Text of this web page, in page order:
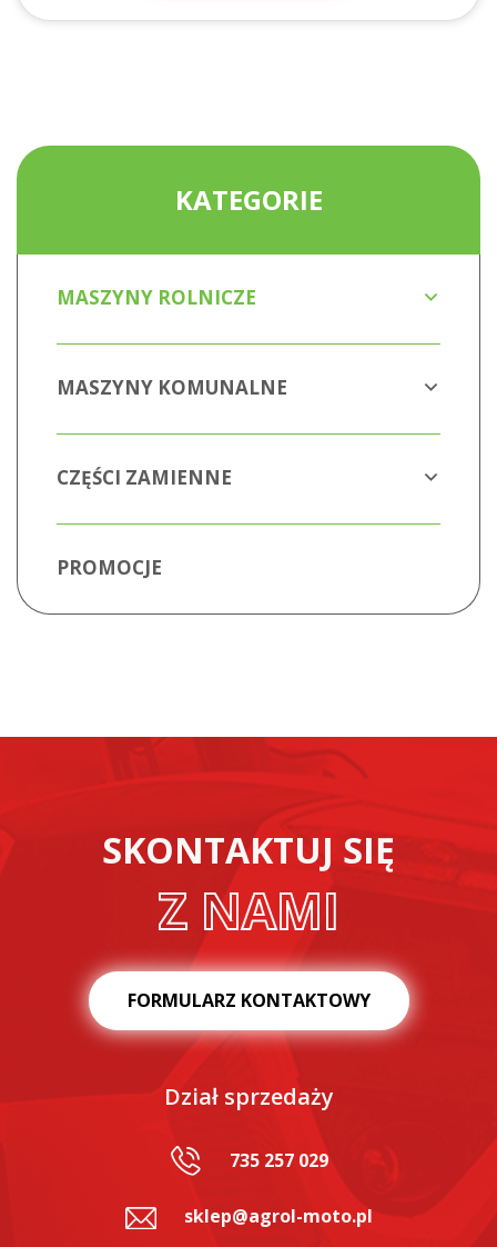
KATEGORIE
MASZYNY ROLNICZE
MASZYNY KOMUNALNE
CZĘŚCI ZAMIENNE
PROMOCJE
SKONTAKTUJ SIĘ
Z NAMI
FORMULARZ KONTAKTOWY
Dział sprzedaży
735 257 029
sklep@agrol-moto.pl